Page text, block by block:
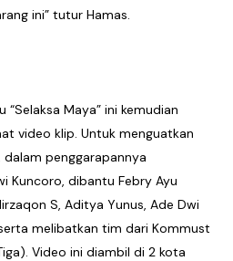
ini” tutur Hamas.
Maya” ini kemudian
video klip. Untuk menguatkan
dalam penggarapannya
Kuncoro, dibantu Febry Ayu
S, Aditya Yunus, Ade Dwi
melibatkan tim dari Kommust
Video ini diambil di 2 kota